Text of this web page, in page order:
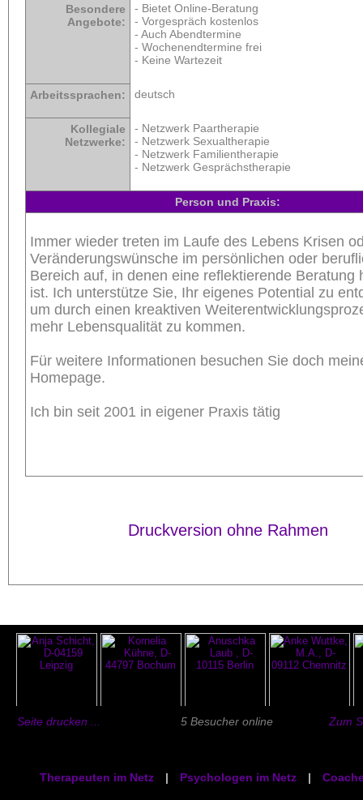
Besondere
Angebote:
- Bietet Online-Beratung
- Vorgespräch kostenlos
- Auch Abendtermine
- Wochenendtermine frei
- Keine Wartezeit
Arbeitssprachen: deutsch
Kollegiale
Netzwerke:
- Netzwerk Paartherapie
- Netzwerk Sexualtherapie
- Netzwerk Familientherapie
- Netzwerk Gesprächstherapie
Person und Praxis:
Immer wieder treten im Laufe des Lebens Krisen
Veränderungswünsche im persönlichen oder
Bereich auf, in denen eine reflektierende Beratung
ist. Ich unterstütze Sie, Ihr eigenes Potential zu
um durch einen kreaktiven
mehr Lebensqualität zu kommen.
Für weitere Informationen besuchen Sie doch
Homepage.
Ich bin seit 2001 in eigener Praxis tätig
Druckversion ohne Rahmen
Seite drucken ... 5 Besucher online Zum
Therapeuten im Netz | Psychologen im Netz |